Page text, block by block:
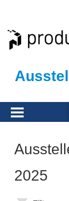
2025